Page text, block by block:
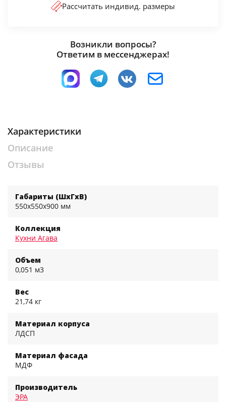
Рассчитать индивид. размеры
Возникли вопросы?
Ответим в мессенджерах!
Характеристики
Описание
Отзывы
Габариты (ШхГхВ)
550x550x900 мм
Коллекция
Кухни Агава
Объем
0,051 м3
Вес
21,74 кг
Материал корпуса
ЛДСП
Материал фасада
МДФ
Производитель
ЭРА